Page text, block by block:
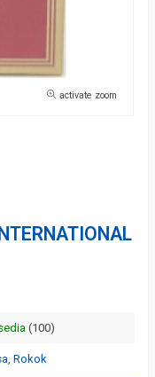
activate zoom
(100)
, Rokok